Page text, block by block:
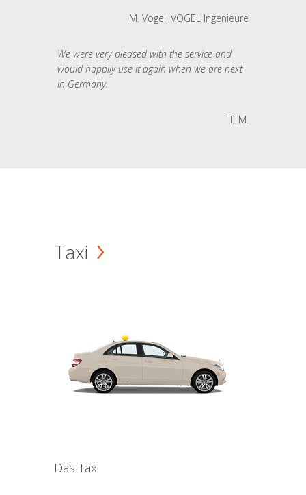
M. Vogel, VOGEL Ingenieure
We were very pleased with the service and
would happily use it again when we are next
in Germany.
T. M.
Taxi
Das Taxi